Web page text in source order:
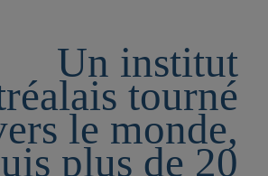
Un institut
tourné
le monde,
plus de 20